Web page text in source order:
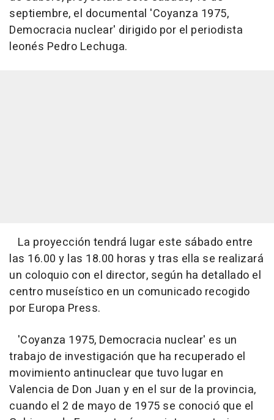
septiembre, el documental 'Coyanza 1975,
Democracia nuclear' dirigido por el periodista
leonés Pedro Lechuga.
La proyección tendrá lugar este sábado entre
las 16.00 y las 18.00 horas y tras ella se realizará
un coloquio con el director, según ha detallado el
centro museístico en un comunicado recogido
por Europa Press.
'Coyanza 1975, Democracia nuclear' es un
trabajo de investigación que ha recuperado el
movimiento antinuclear que tuvo lugar en
Valencia de Don Juan y en el sur de la provincia,
cuando el 2 de mayo de 1975 se conoció que el